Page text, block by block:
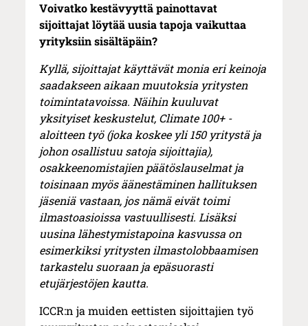
Voivatko kestävyyttä painottavat
sijoittajat löytää uusia tapoja vaikuttaa
yrityksiin sisältäpäin?
Kyllä, sijoittajat käyttävät monia eri keinoja
saadakseen aikaan muutoksia yritysten
toimintatavoissa. Näihin kuuluvat
yksityiset keskustelut, Climate 100+ -
aloitteen työ (joka koskee yli 150 yritystä ja
johon osallistuu satoja sijoittajia),
osakkeenomistajien päätöslauselmat ja
toisinaan myös äänestäminen hallituksen
jäseniä vastaan, jos nämä eivät toimi
ilmastoasioissa vastuullisesti. Lisäksi
uusina lähestymistapoina kasvussa on
esimerkiksi yritysten ilmastolobbaamisen
tarkastelu suoraan ja epäsuorasti
etujärjestöjen kautta.
ICCR:n ja muiden eettisten sijoittajien työ